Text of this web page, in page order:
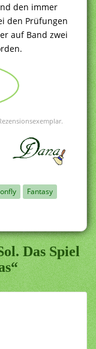
den immer
den Prüfungen
auf Band zwei
Fantasy
Das Spiel